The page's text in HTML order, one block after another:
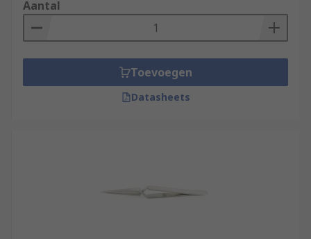
Laboratories
Medical environments
Electronics manufacture
Jewellery making
Aantal
Toevoegen
Datasheets